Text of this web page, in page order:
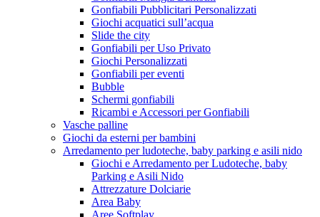
Gonfiabili Pubblicitari Personalizzati
Giochi acquatici sull’acqua
Slide the city
Gonfiabili per Uso Privato
Giochi Personalizzati
Gonfiabili per eventi
Bubble
Schermi gonfiabili
Ricambi e Accessori per Gonfiabili
Vasche palline
Giochi da esterni per bambini
Arredamento per ludoteche, baby parking e asili nido
Giochi e Arredamento per Ludoteche, baby
Parking e Asili Nido
Attrezzature Dolciarie
Area Baby
Aree Softplay